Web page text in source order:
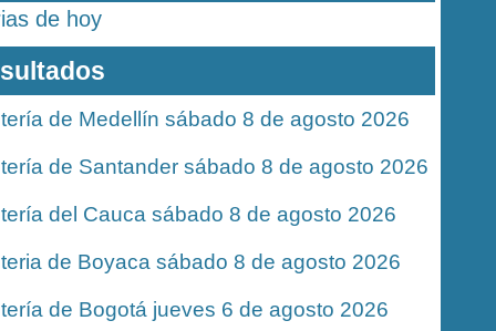
de hoy
de Medellín sábado 8 de agosto 2026
de Santander sábado 8 de agosto 2026
del Cauca sábado 8 de agosto 2026
de Boyaca sábado 8 de agosto 2026
de Bogotá jueves 6 de agosto 2026